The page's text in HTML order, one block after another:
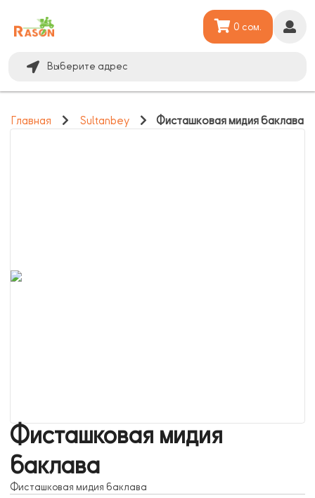
Выберите адрес
0 сом.
Главная Sultanbey Фисташковая мидия баклава
Фисташковая мидия
баклава
Фисташковая мидия баклава